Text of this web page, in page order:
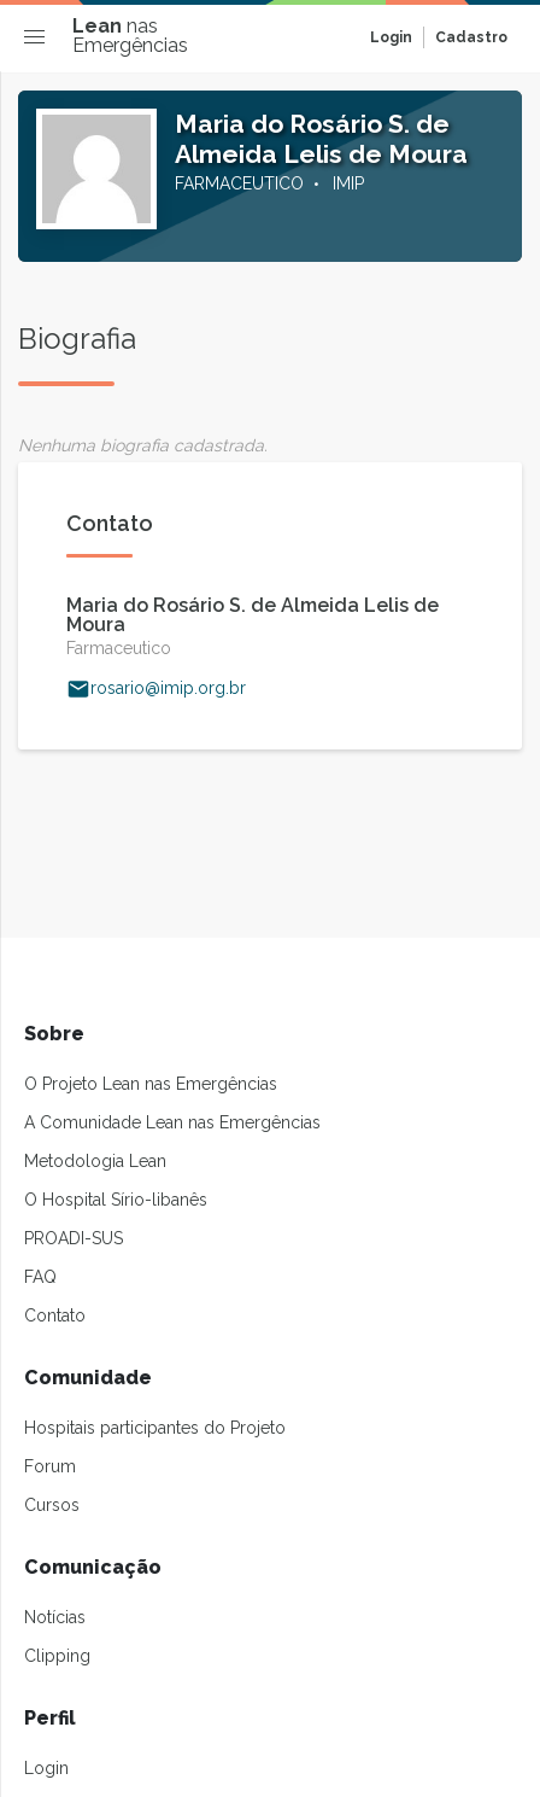
Lean nas
Emergências
Login Cadastro
Maria do Rosário S. de
Almeida Lelis de Moura
FARMACEUTICO IMIP
Biografia
Nenhuma biografia cadastrada.
Contato
Maria do Rosário S. de Almeida Lelis de
Moura
Farmaceutico
rosario@imip.org.br
Sobre
O Projeto Lean nas Emergências
A Comunidade Lean nas Emergências
Metodologia Lean
O Hospital Sírio-libanês
PROADI-SUS
FAQ
Contato
Comunidade
Hospitais participantes do Projeto
Forum
Cursos
Comunicação
Notícias
Clipping
Perfil
Login